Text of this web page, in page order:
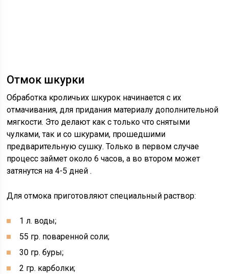
Отмок шкурки
Обработка кроличьих шкурок начинается с их
отмачивания, для придания материалу дополнительной
мягкости. Это делают как с только что снятыми
чулками, так и со шкурами, прошедшими
предварительную сушку. Только в первом случае
процесс займет около 6 часов, а во втором может
затянутся на 4-5 дней .
Для отмока приготовляют специальный раствор:
1 л. воды;
55 гр. поваренной соли;
30 гр. буры;
2 гр. карболки;